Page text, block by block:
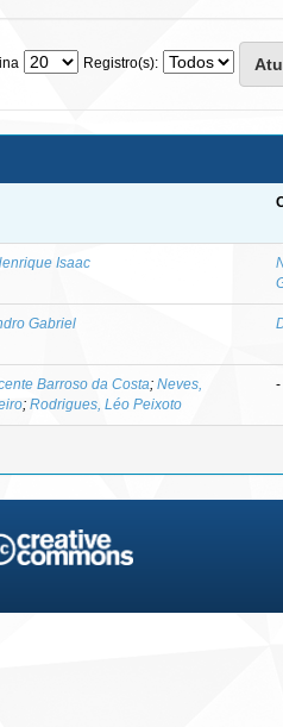
Registro(s):
Isaac
Gabriel
Barroso da Costa; Neves,
; Rodrigues, Léo Peixoto
-